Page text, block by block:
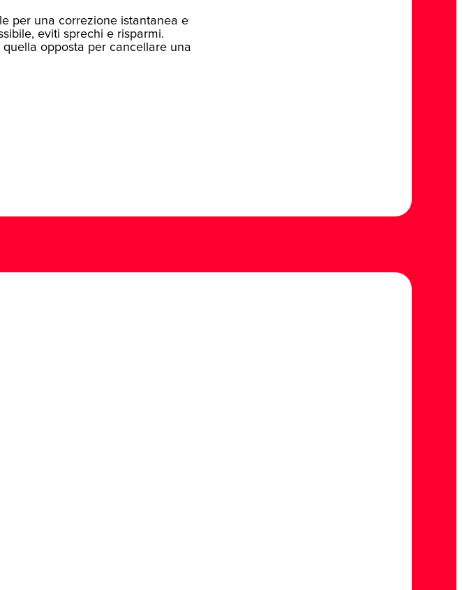
per una correzione istantanea e
eviti sprechi e risparmi.
opposta per cancellare una